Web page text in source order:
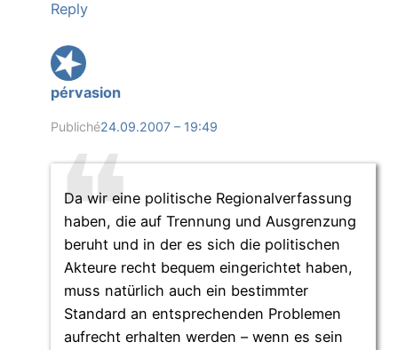
Reply
pérvasion
Publiché24.09.2007 – 19:49
Da wir eine politische Regionalverfassung
haben, die auf Trennung und Ausgrenzung
beruht und in der es sich die politischen
Akteure recht bequem eingerichtet haben,
muss natürlich auch ein bestimmter
Standard an entsprechenden Problemen
aufrecht erhalten werden – wenn es sein